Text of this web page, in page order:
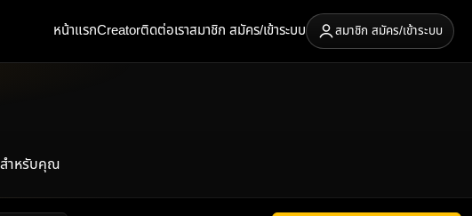
หน้าแรกCreatorติดต่อเราสมาชิก สมัคร/เข้าระบบ สมาชิก สมัคร/เข้าระบบ
สำหรับคุณ